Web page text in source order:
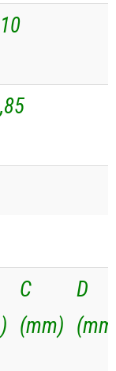
C
(mm)
D